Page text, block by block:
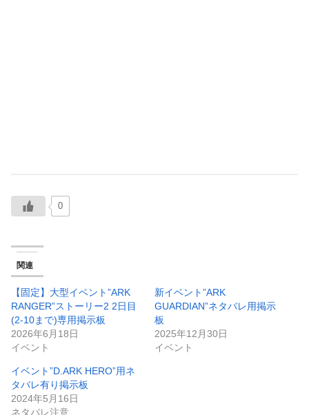
0
関連
【固定】大型イベント”ARK
RANGER”ストーリー2 2日目
(2-10まで)専用掲示板
2026年6月18日
イベント
新イベント”ARK
GUARDIAN”ネタバレ用掲示
板
2025年12月30日
イベント
イベント”D.ARK HERO”用ネ
タバレ有り掲示板
2024年5月16日
ネタバレ注意